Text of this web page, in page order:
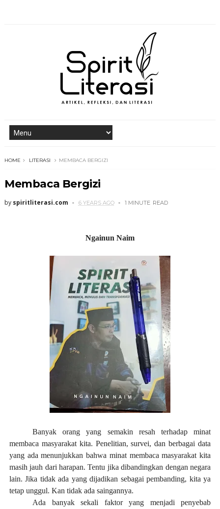
HOME LITERASI MEMBACA BERGIZI
Membaca Bergizi
by spiritliterasi.com 6 YEARS AGO 1 MINUTE READ
Ngainun Naim
Banyak orang yang semakin resah terhadap minat
membaca masyarakat kita. Penelitian, survei, dan berbagai data
yang ada menunjukkan bahwa minat membaca masyarakat kita
masih jauh dari harapan. Tentu jika dibandingkan dengan negara
lain. Jika tidak ada yang dijadikan sebagai pembanding, kita ya
tetap unggul. Kan tidak ada saingannya.
Ada banyak sekali faktor yang menjadi penyebab